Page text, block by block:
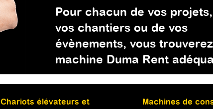
Pour chacun de vos
vos chantiers ou de vos
évènements, vous
machine Duma Rent
Chariots élévateurs et Machines de